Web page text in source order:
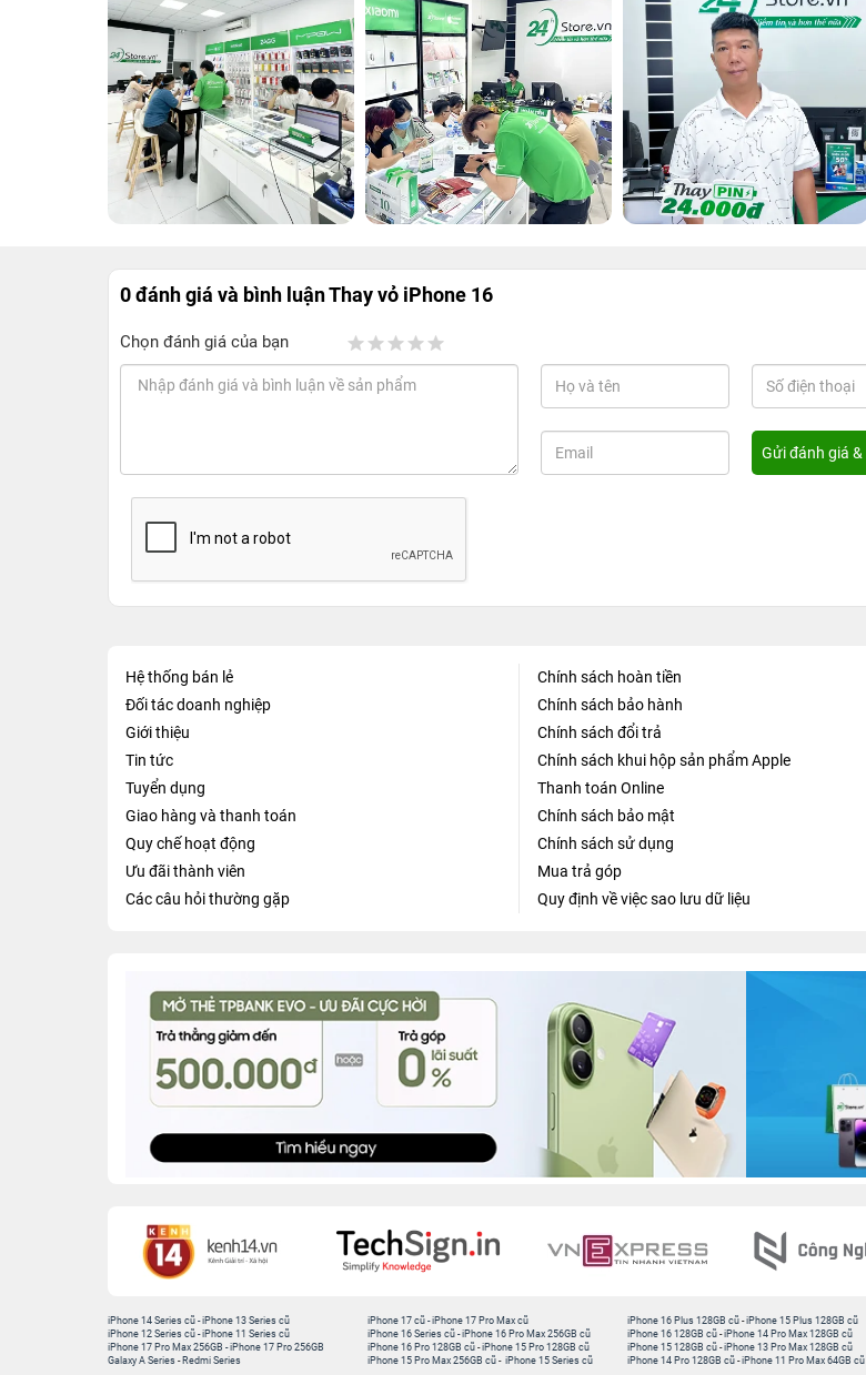
0 đánh giá và bình luậnThay vỏ iPhone 16
Chọn đánh giá của bạn
Hệ thống bán lẻ
Đối tác doanh nghiệp
Giới thiệu
Tin tức
Tuyển dụng
Giao hàng và thanh toán
Quy chế hoạt động
Ưu đãi thành viên
Các câu hỏi thường gặp
Chính sách hoàn tiền
Chính sách bảo hành
Chính sách đổi trả
Chính sách khui hộp sản phẩm Apple
Thanh toán Online
Chính sách bảo mật
Chính sách sử dụng
Mua trả góp
Quy định về việc sao lưu dữ liệu
iPhone 14 Series cũ -iPhone 13 Series cũ
iPhone 12 Series cũ -iPhone 11 Series cũ
iPhone 17 Pro Max 256GB -iPhone 17 Pro 256GB
Galaxy A Series - Redmi Series
iPhone 17 cũ -iPhone 17 Pro Max cũ
iPhone 16 Series cũ - iPhone 16 Pro Max 256GB cũ
iPhone 16 Pro 128GB cũ -iPhone 15 Pro 128GB cũ
iPhone 15 Pro Max 256GB cũ - iPhone 15 Series cũ
iPhone 16 Plus 128GB cũ -iPhone 15 Plus 128GB cũ
iPhone 16 128GB cũ -iPhone 14 Pro Max 128GB cũ
iPhone 15 128GB cũ -iPhone 13 Pro Max 128GB cũ
iPhone 14 Pro 128GB cũ -iPhone 11 Pro Max 64GB cũ